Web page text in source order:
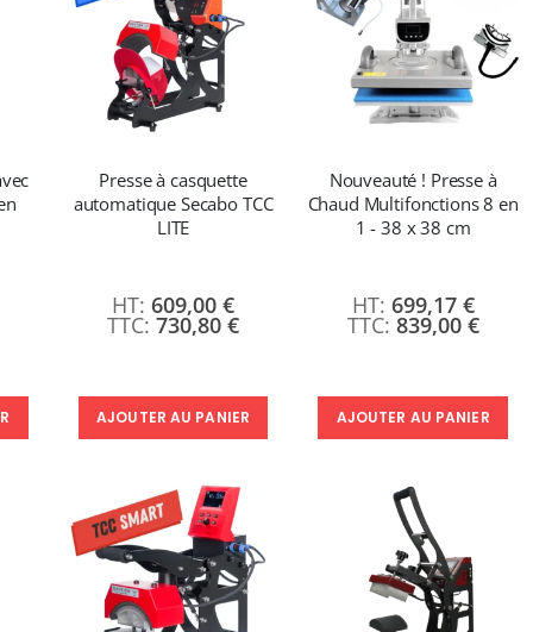
Presse à casquette
automatique Secabo TCC
LITE
730,80 €
609,00 €
AJOUTER AU PANIER
Nouveauté ! Presse à
Chaud Multifonctions 8 en
1 - 38 x 38 cm
839,00 €
699,17 €
AJOUTER AU PANIER